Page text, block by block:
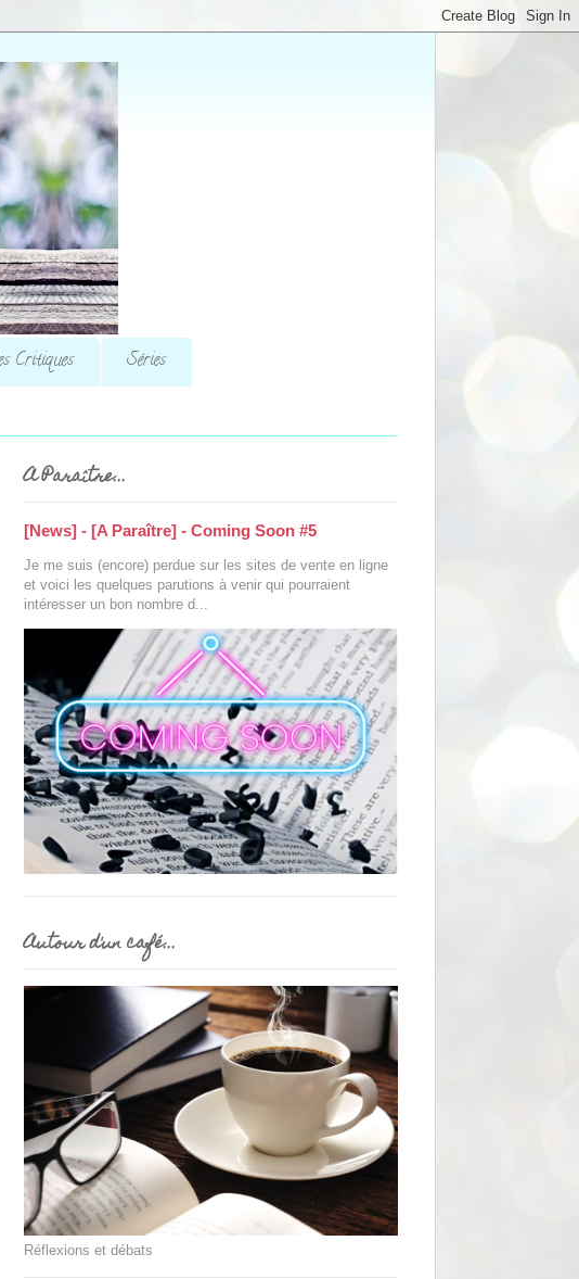
Critiques
Séries
A Paraître...
[News] - [A Paraître] - Coming Soon #5
Je me suis (encore) perdue sur les sites de vente en ligne
et voici les quelques parutions à venir qui pourraient
intéresser un bon nombre d...
Autour d'un café...
Réflexions et débats